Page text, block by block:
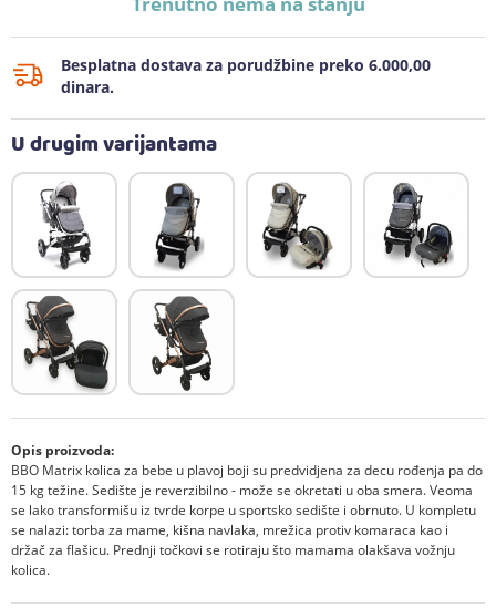
Besplatna dostava za porudžbine preko 6.000,00
dinara.
U drugim varijantama
Opis proizvoda:
BBO Matrix kolica za bebe u plavoj boji su predvidjena za decu rođenja pa do
15 kg težine. Sedište je reverzibilno - može se okretati u oba smera. Veoma
se lako transformišu iz tvrde korpe u sportsko sedište i obrnuto. U kompletu
se nalazi: torba za mame, kišna navlaka, mrežica protiv komaraca kao i
držač za flašicu. Prednji točkovi se rotiraju što mamama olakšava vožnju
kolica.